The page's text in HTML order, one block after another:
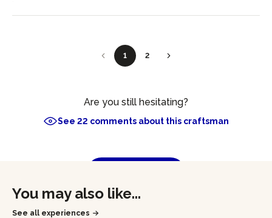
1 2
Are you still hesitating?
See 22 comments about this craftsman
You may also like...
See all experiences